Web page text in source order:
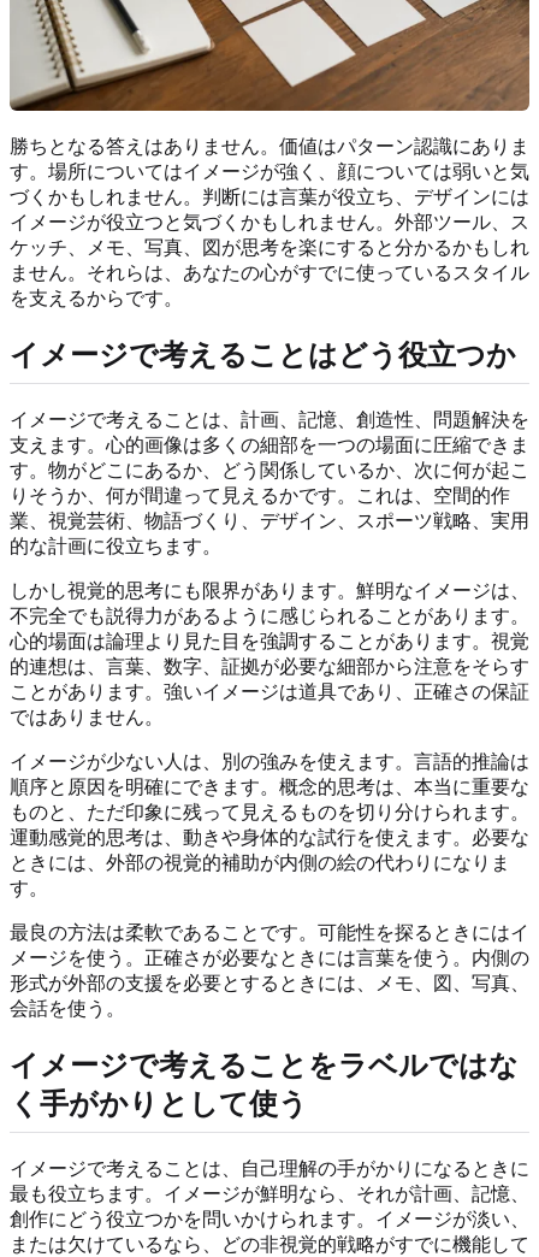
勝ちとなる答えはありません。価値はパターン認識にありま
す。場所についてはイメージが強く、顔については弱いと気
づくかもしれません。判断には言葉が役立ち、デザインには
イメージが役立つと気づくかもしれません。外部ツール、ス
ケッチ、メモ、写真、図が思考を楽にすると分かるかもしれ
ません。それらは、あなたの心がすでに使っているスタイル
を支えるからです。
イメージで考えることはどう役立つか
イメージで考えることは、計画、記憶、創造性、問題解決を
支えます。心的画像は多くの細部を一つの場面に圧縮できま
す。物がどこにあるか、どう関係しているか、次に何が起こ
りそうか、何が間違って見えるかです。これは、空間的作
業、視覚芸術、物語づくり、デザイン、スポーツ戦略、実用
的な計画に役立ちます。
しかし視覚的思考にも限界があります。鮮明なイメージは、
不完全でも説得力があるように感じられることがあります。
心的場面は論理より見た目を強調することがあります。視覚
的連想は、言葉、数字、証拠が必要な細部から注意をそらす
ことがあります。強いイメージは道具であり、正確さの保証
ではありません。
イメージが少ない人は、別の強みを使えます。言語的推論は
順序と原因を明確にできます。概念的思考は、本当に重要な
ものと、ただ印象に残って見えるものを切り分けられます。
運動感覚的思考は、動きや身体的な試行を使えます。必要な
ときには、外部の視覚的補助が内側の絵の代わりになりま
す。
最良の方法は柔軟であることです。可能性を探るときにはイ
メージを使う。正確さが必要なときには言葉を使う。内側の
形式が外部の支援を必要とするときには、メモ、図、写真、
会話を使う。
イメージで考えることをラベルではな
く手がかりとして使う
イメージで考えることは、自己理解の手がかりになるときに
最も役立ちます。イメージが鮮明なら、それが計画、記憶、
創作にどう役立つかを問いかけられます。イメージが淡い、
または欠けているなら、どの非視覚的戦略がすでに機能して